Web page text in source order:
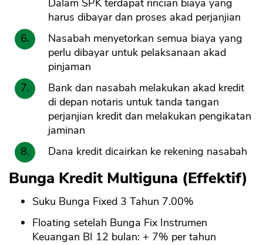
Dalam SPK terdapat rincian biaya yang
harus dibayar dan proses akad perjanjian
Nasabah menyetorkan semua biaya yang
perlu dibayar untuk pelaksanaan akad
pinjaman
Bank dan nasabah melakukan akad kredit
di depan notaris untuk tanda tangan
perjanjian kredit dan melakukan pengikatan
jaminan
Dana kredit dicairkan ke rekening nasabah
Bunga Kredit Multiguna (Effektif)
Suku Bunga Fixed 3 Tahun 7.00%
Floating setelah Bunga Fix Instrumen
Keuangan BI 12 bulan: + 7% per tahun